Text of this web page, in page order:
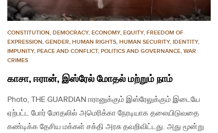
CONSTITUTION, DEMOCRACY, ECONOMY, EQUITY, FREEDOM OF
EXPRESSION, GENDER, HUMAN RIGHTS, HUMAN SECURITY, IDENTITY,
IMPUNITY, PEACE AND CONFLICT, POLITICS AND GOVERNANCE, WAR
CRIMES
காசா, ஈரான், இஸ்ரேல் மோதல் மற்றும் நாம்
Photo, THE GUARDIAN ஈரானுக்கும் இஸ்ரேலுக்கும் இடையே
ஏற்பட்ட போர் மோதலில் அமெரிக்கா நேரடியாக தலையிடுவதை
கண்டிக்க தேசிய மக்கள் சக்தி அரசு தவறிவிட்டது. அது மூன்று